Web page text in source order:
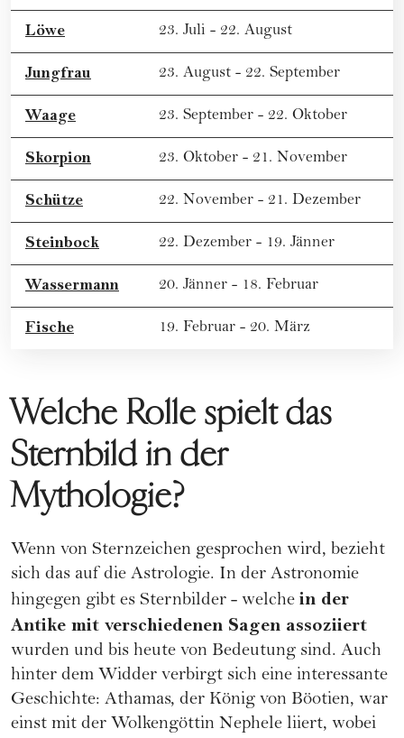
Löwe 23. Juli - 22. August
Jungfrau 23. August - 22. September
Waage 23. September - 22. Oktober
Skorpion 23. Oktober - 21. November
Schütze 22. November - 21. Dezember
Steinbock 22. Dezember - 19. Jänner
Wassermann 20. Jänner - 18. Februar
Fische 19. Februar - 20. März
Welche Rolle spielt das
Sternbild in der
Mythologie?
Wenn von Sternzeichen gesprochen wird, bezieht
sich das auf die Astrologie. In der Astronomie
hingegen gibt es Sternbilder - welche in der
Antike mit verschiedenen Sagen assoziiert
wurden und bis heute von Bedeutung sind. Auch
hinter dem Widder verbirgt sich eine interessante
Geschichte: Athamas, der König von Böotien, war
einst mit der Wolkengöttin Nephele liiert, wobei